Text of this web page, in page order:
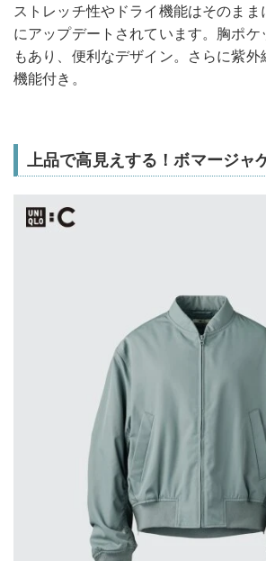
ストレッチ性やドライ機能はそのま
にアップデートされています。胸ポケ
もあり、便利なデザイン。さらに紫外
機能付き。
上品で高見えする！ボマージャ